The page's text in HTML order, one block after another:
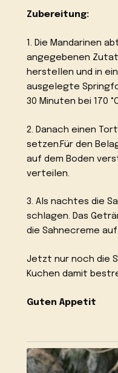
Zubereitung:
1. Die Mandarinen
angegebenen
herstellen und in
ausgelegte
30 Minuten bei 170
2. Danach einen
setzen.Für den
auf dem Boden
verteilen.
3. Als nachtes die
schlagen. Das
die Sahnecreme
Jetzt nur noch die
Kuchen damit
Guten Appetit